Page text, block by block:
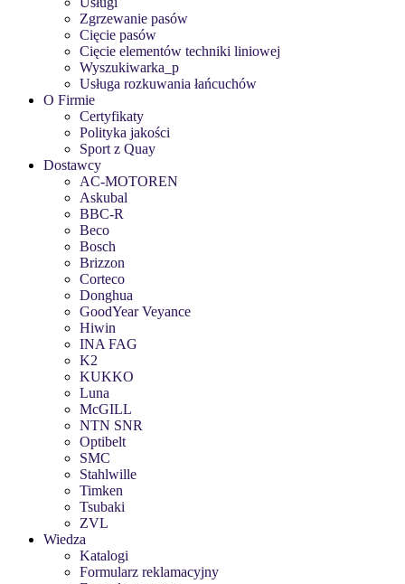
Zgrzewanie pasów
Cięcie pasów
Cięcie elementów techniki liniowej
Wyszukiwarka_p
Usługa rozkuwania łańcuchów
O Firmie
Certyfikaty
Polityka jakości
Sport z Quay
Dostawcy
AC-MOTOREN
Askubal
BBC-R
Beco
Bosch
Brizzon
Corteco
Donghua
GoodYear Veyance
Hiwin
INA FAG
K2
KUKKO
Luna
McGILL
NTN SNR
Optibelt
SMC
Stahlwille
Timken
Tsubaki
ZVL
Wiedza
Katalogi
Formularz reklamacyjny